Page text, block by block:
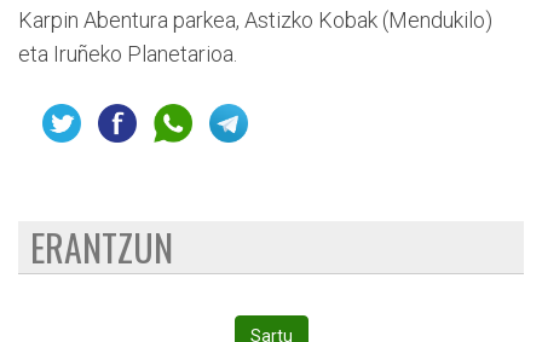
Karpin Abentura parkea, Astizko Kobak (Mendukilo)
eta Iruñeko Planetarioa.
ERANTZUN
Sartu